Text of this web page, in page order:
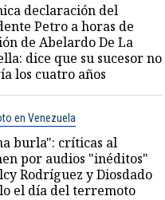
declaración del
Petro a horas de
de Abelardo De La
dice que su sucesor no
los cuatro años
en Venezuela
burla": críticas al
por audios "inéditos"
Rodríguez y Diosdado
el día del terremoto